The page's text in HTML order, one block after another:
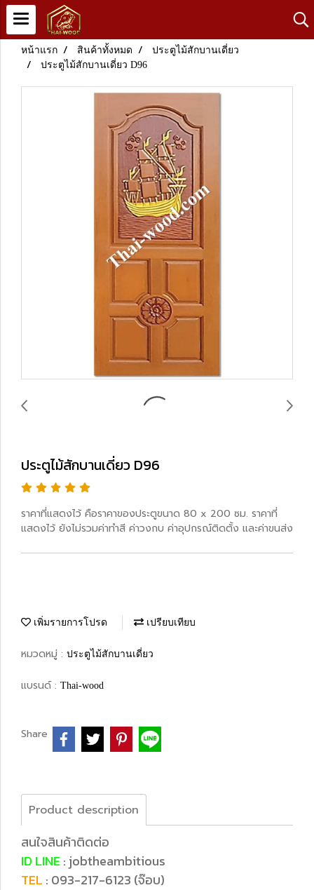
หน้าแรก สินค้าทั้งหมด
ประตูไม้สักบานเดี่ยว
ประตูไม้สักบานเดี่ยว D96
ประตูไม้สักบานเดี่ยว D96
ราคาที่แสดงไว้ คือราคาของประตูขนาด 80 x 200 ซม. ราคาที่
แสดงไว้ ยังไม่รวมค่าทำสี ค่าวงกบ ค่าอุปกรณ์ติดตั้ง และค่าขนส่ง
เพิ่มรายการโปรด เปรียบเทียบ
หมวดหมู่ : ประตูไม้สักบานเดี่ยว
แบรนด์ : Thai-wood
Share
Product description
สนใจสินค้าติดต่อ
ID LINE : jobtheambitious
TEL : 093-217-6123 (จ๊อบ)